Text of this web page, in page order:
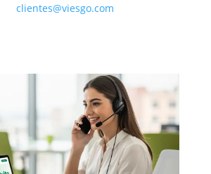
clientes@viesgo.com